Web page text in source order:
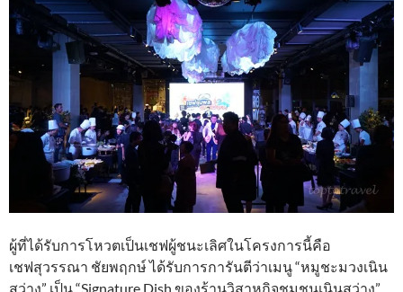
ผู้ที่ได้รับการโหวตเป็นเชฟผู้ชนะเลิศในโครงการนี้คือ
เชฟสุวรรณา ชัยพฤกษ์ ได้รับการการันตีว่าเมนู “หมูชะมวงเนิน
สว่าง” เป็น “Signature Dish ของร้านวิสาหกิจชุมชนเนินสว่าง”